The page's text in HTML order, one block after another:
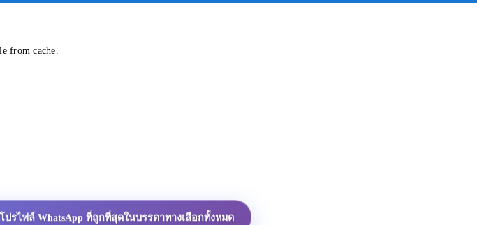
from cache.
ปรไฟล์ WhatsApp ที่ถูกที่สุดในบรรดาทางเลือกทั้งหมด